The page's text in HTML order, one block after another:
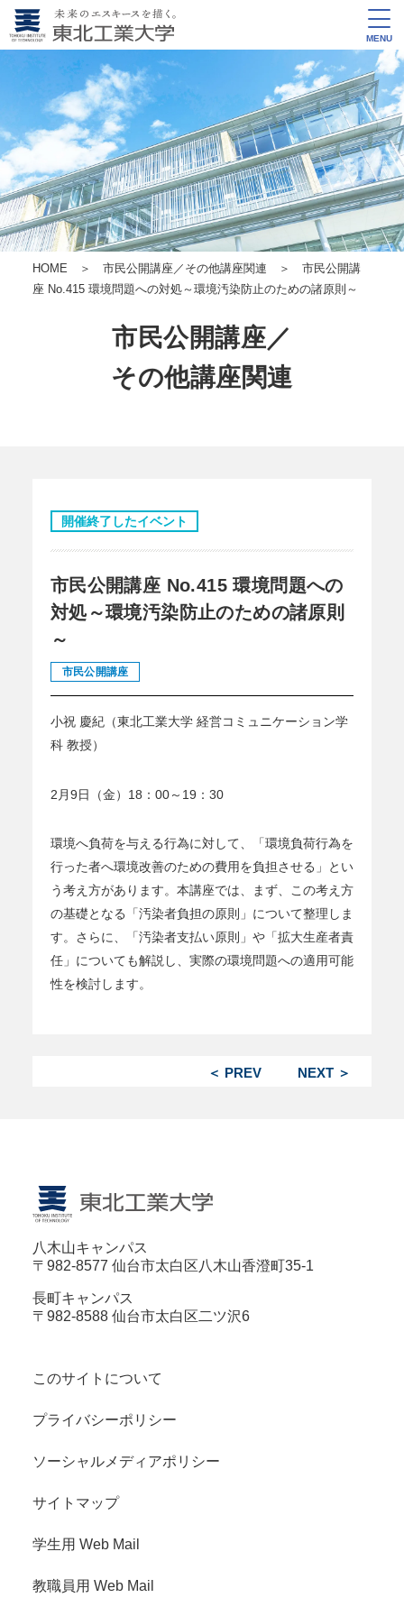
MENU
HOME ＞ 市民公開講座／その他講座関連 ＞ 市民公開講
座 No.415 環境問題への対処～環境汚染防止のための諸原則～
市民公開講座／
その他講座関連
開催終了したイベント
市民公開講座 No.415 環境問題への
対処～環境汚染防止のための諸原則
～
市民公開講座
小祝 慶紀（東北工業大学 経営コミュニケーション学
科 教授）
2月9日（金）18：00～19：30
環境へ負荷を与える行為に対して、「環境負荷行為を
行った者へ環境改善のための費用を負担させる」とい
う考え方があります。本講座では、まず、この考え方
の基礎となる「汚染者負担の原則」について整理しま
す。さらに、「汚染者支払い原則」や「拡大生産者責
任」についても解説し、実際の環境問題への適用可能
性を検討します。
NEXT ＞
＜ PREV
八木山キャンパス
〒982-8577 仙台市太白区八木山香澄町35-1
長町キャンパス
〒982-8588 仙台市太白区二ツ沢6
このサイトについて
プライバシーポリシー
ソーシャルメディアポリシー
サイトマップ
学生用 Web Mail
教職員用 Web Mail